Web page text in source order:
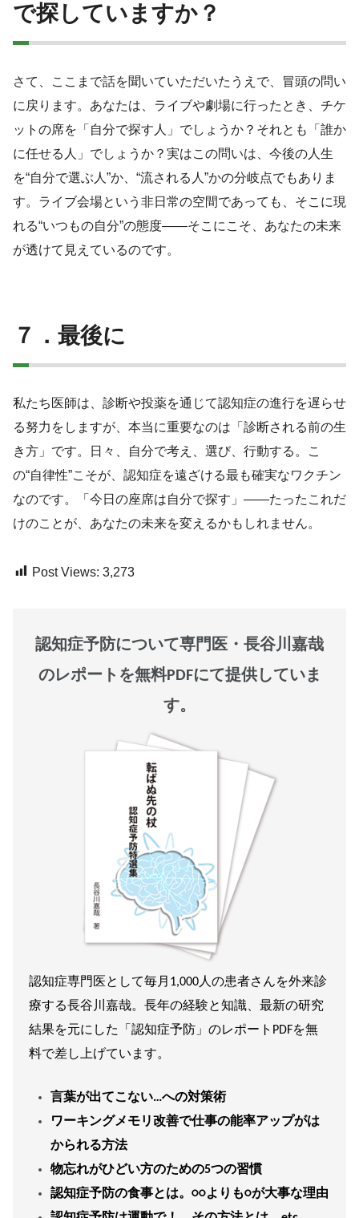
で探していますか？
さて、ここまで話を聞いていただいたうえで、冒頭の問い
に戻ります。あなたは、ライブや劇場に行ったとき、チケ
ットの席を「自分で探す人」でしょうか？それとも「誰か
に任せる人」でしょうか？実はこの問いは、今後の人生
を“自分で選ぶ人”か、“流される人”かの分岐点でもありま
す。ライブ会場という非日常の空間であっても、そこに現
れる“いつもの自分”の態度――そこにこそ、あなたの未来
が透けて見えているのです。
７．最後に
私たち医師は、診断や投薬を通じて認知症の進行を遅らせ
る努力をしますが、本当に重要なのは「診断される前の生
き方」です。日々、自分で考え、選び、行動する。こ
の“自律性”こそが、認知症を遠ざける最も確実なワクチン
なのです。「今日の座席は自分で探す」――たったこれだ
けのことが、あなたの未来を変えるかもしれません。
Post Views: 3,273
認知症予防について専門医・長谷川嘉哉
のレポートを無料PDFにて提供していま
す。
認知症専門医として毎月1,000人の患者さんを外来診
療する長谷川嘉哉。長年の経験と知識、最新の研究
結果を元にした「認知症予防」のレポートPDFを無
料で差し上げています。
言葉が出てこない…への対策術
ワーキングメモリ改善で仕事の能率アップがは
かられる方法
物忘れがひどい方のための5つの習慣
認知症予防の食事とは。○○よりも○が大事な理由